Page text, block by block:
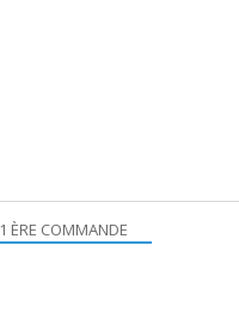
1 ÈRE COMMANDE